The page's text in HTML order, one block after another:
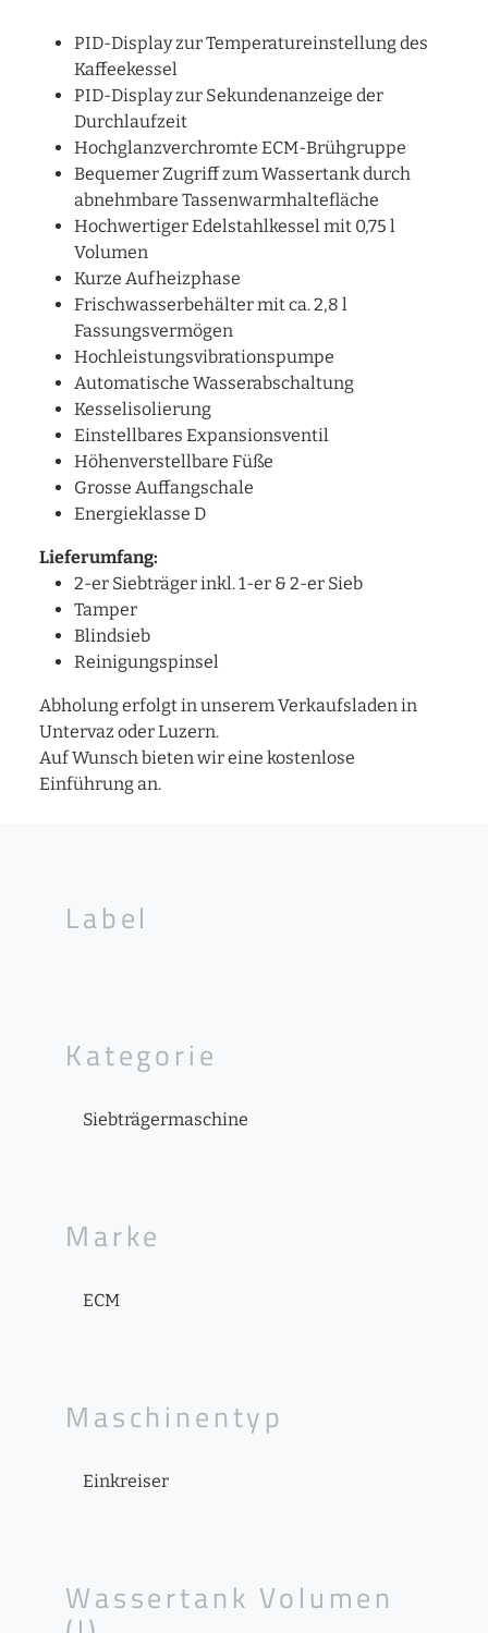
PID-Display zur Temperatureinstellung des
Kaffeekessel
PID-Display zur Sekundenanzeige der
Durchlaufzeit
Hochglanzverchromte ECM-Brühgruppe
Bequemer Zugriff zum Wassertank durch
abnehmbare Tassenwarmhaltefläche
Hochwertiger Edelstahlkessel mit 0,75 l
Volumen
Kurze Aufheizphase
Frischwasserbehälter mit ca. 2,8 l
Fassungsvermögen
Hochleistungsvibrationspumpe
Automatische Wasserabschaltung
Kesselisolierung
Einstellbares Expansionsventil
Höhenverstellbare Füße
Grosse Auffangschale
Energieklasse D
Lieferumfang:
2-er Siebträger inkl. 1-er & 2-er Sieb
Tamper
Blindsieb
Reinigungspinsel
Abholung erfolgt in unserem Verkaufsladen in
Untervaz oder Luzern.
Auf Wunsch bieten wir eine kostenlose
Einführung an.
Label
Kategorie
Siebträgermaschine
Marke
ECM
Maschinentyp
Einkreiser
Wassertank Volumen